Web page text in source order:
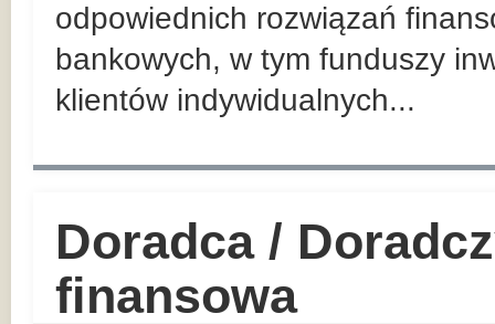
odpowiednich rozwiązań
bankowych, w tym funduszy
klientów indywidualnych...
Doradca /
finansowa